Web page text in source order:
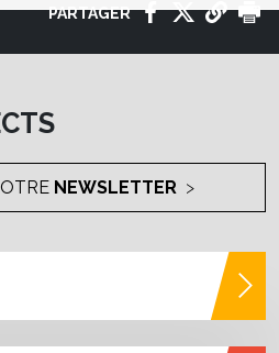
PARTAGER
NEWSLETTER